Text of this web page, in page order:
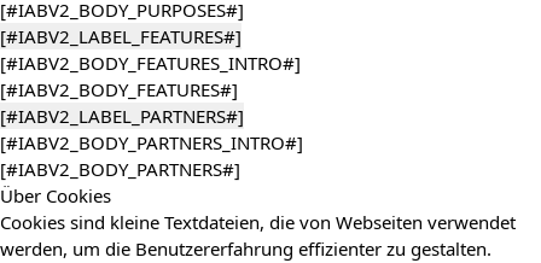
[#IABV2_BODY_PURPOSES#]
[#IABV2_LABEL_FEATURES#]
[#IABV2_BODY_FEATURES_INTRO#]
[#IABV2_BODY_FEATURES#]
[#IABV2_LABEL_PARTNERS#]
[#IABV2_BODY_PARTNERS_INTRO#]
[#IABV2_BODY_PARTNERS#]
Über Cookies
Cookies sind kleine Textdateien, die von Webseiten verwendet
werden, um die Benutzererfahrung effizienter zu gestalten.